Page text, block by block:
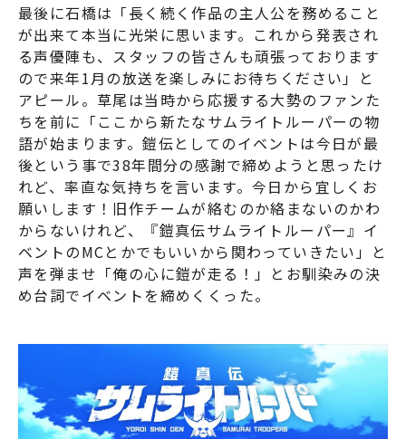
最後に石橋は「長く続く作品の主人公を務めること
が出来て本当に光栄に思います。これから発表され
る声優陣も、スタッフの皆さんも頑張っております
ので来年1月の放送を楽しみにお待ちください」と
アピール。草尾は当時から応援する大勢のファンた
ちを前に「ここから新たなサムライトルーパーの物
語が始まります。鎧伝としてのイベントは今日が最
後という事で38年間分の感謝で締めようと思ったけ
れど、率直な気持ちを言います。今日から宜しくお
願いします！旧作チームが絡むのか絡まないのかわ
からないけれど、『鎧真伝サムライトルーパー』イ
ベントのMCとかでもいいから関わっていきたい」と
声を弾ませ「俺の心に鎧が走る！」とお馴染みの決
め台詞でイベントを締めくくった。